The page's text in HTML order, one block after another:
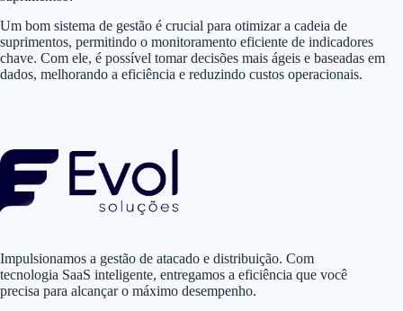
Um bom sistema de gestão é crucial para otimizar a cadeia de
suprimentos, permitindo o monitoramento eficiente de indicadores
chave. Com ele, é possível tomar decisões mais ágeis e baseadas em
dados, melhorando a eficiência e reduzindo custos operacionais.
Impulsionamos a gestão de atacado e distribuição. Com
tecnologia SaaS inteligente, entregamos a eficiência que você
precisa para alcançar o máximo desempenho.